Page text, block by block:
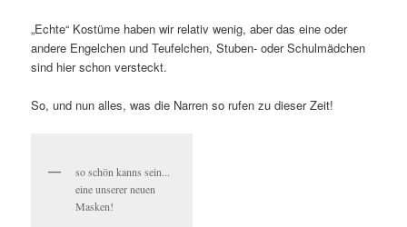
„Echte“ Kostüme haben wir relativ wenig, aber das eine oder
andere Engelchen und Teufelchen, Stuben- oder Schulmädchen
sind hier schon versteckt.
So, und nun alles, was die Narren so rufen zu dieser Zeit!
so schön kanns sein...
eine unserer neuen
Masken!